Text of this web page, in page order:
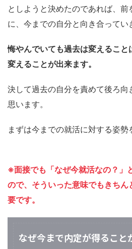
としようと決めたのであれば、前
に、今までの自分と向き合ってい
悔やんでいても過去は変えること
変えることが出来ます。
決して過去の自分を責めて後ろ向
思います。
まずは今までの就活に対する姿勢
※面接でも「なぜ今就活なの？」
ので、そういった意味でもきち
要です。
なぜ今まで内定が得ること